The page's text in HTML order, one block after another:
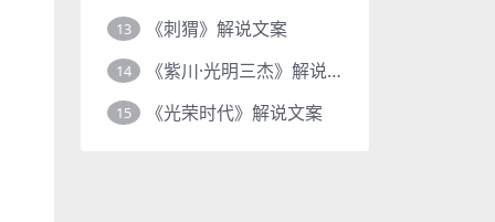
13 《刺猬》解说文案
14 《紫川·光明三杰》解说文案
15 《光荣时代》解说文案